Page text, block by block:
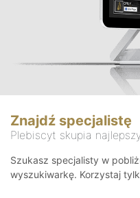
Znajdź specjalistę
Plebiscyt skupia
Szukasz specjalisty w
wyszukiwarkę. Korzystaj